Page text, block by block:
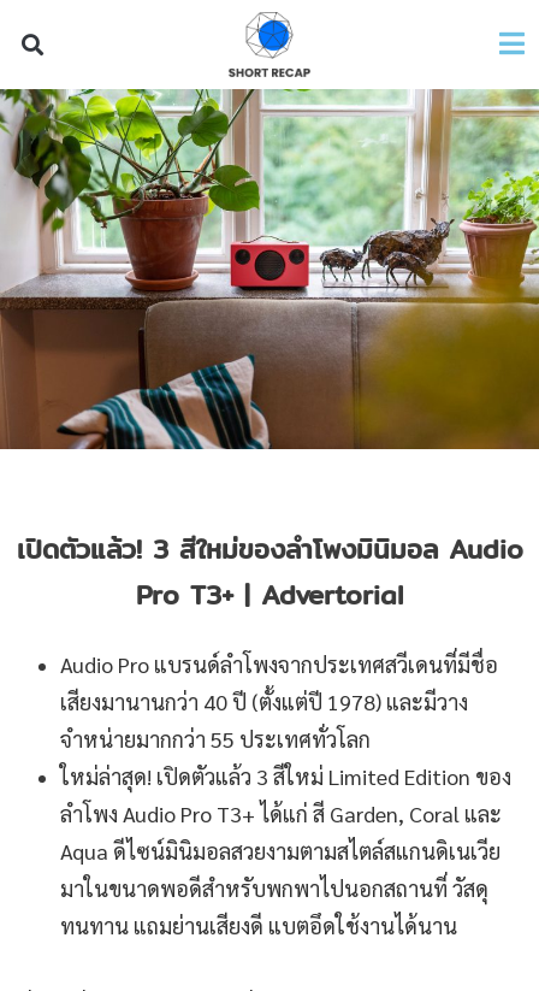
เปิดตัวแล้ว! 3 สีใหม่ของลำโพงมินิมอล Audio
Pro T3+ | Advertorial
Audio Pro แบรนด์ลำโพงจากประเทศสวีเดนที่มีชื่อ
เสียงมานานกว่า 40 ปี (ตั้งแต่ปี 1978) และมีวาง
จำหน่ายมากกว่า 55 ประเทศทั่วโลก
ใหม่ล่าสุด! เปิดตัวแล้ว 3 สีใหม่ Limited Edition ของ
ลำโพง Audio Pro T3+ ได้แก่ สี Garden, Coral และ
Aqua ดีไซน์มินิมอลสวยงามตามสไตล์สแกนดิเนเวีย
มาในขนาดพอดีสำหรับพกพาไปนอกสถานที่ วัสดุ
ทนทาน แถมย่านเสียงดี แบตอึดใช้งานได้นาน